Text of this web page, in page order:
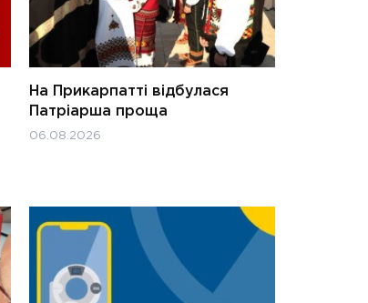
На Прикарпатті відбулася
Патріарша проща
06.08.2026